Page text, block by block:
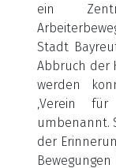
ein
Stadt
Abbruch der
werden
‚Verein für
umbenannt.
der